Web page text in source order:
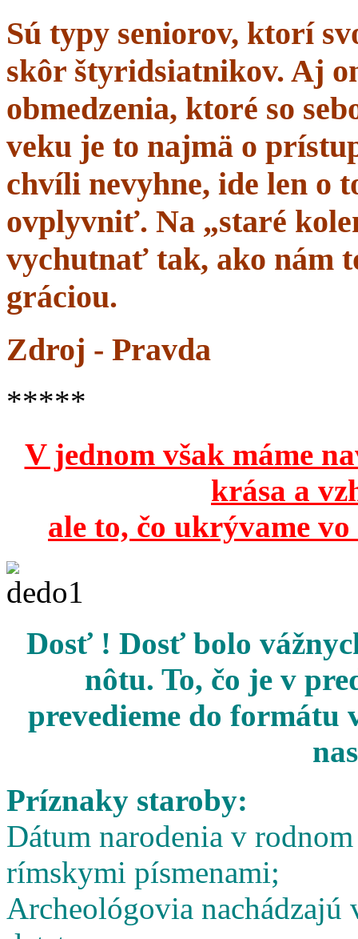
Sú typy seniorov, ktorí
skôr štyridsiatnikov. Aj
obmedzenia, ktoré so
veku je to najmä o
chvíli nevyhne, ide len o
ovplyvniť. Na „staré
vychutnať tak, ako nám
gráciou.
Zdroj - Pravda
*****
V jednom však máme
krása a
ale to, čo ukrývame
Dosť ! Dosť bolo
nôtu. To, čo je v
prevedieme do formátu
Príznaky staroby:
Dátum narodenia v
rímskymi písmenami;
Archeológovia nachádzajú